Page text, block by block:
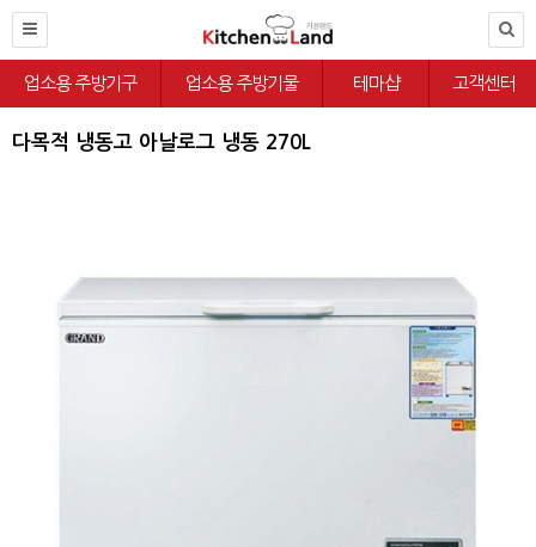
업소용 주방기구 업소용 주방기물 테마샵 고객센터
다목적 냉동고 아날로그 냉동 270L